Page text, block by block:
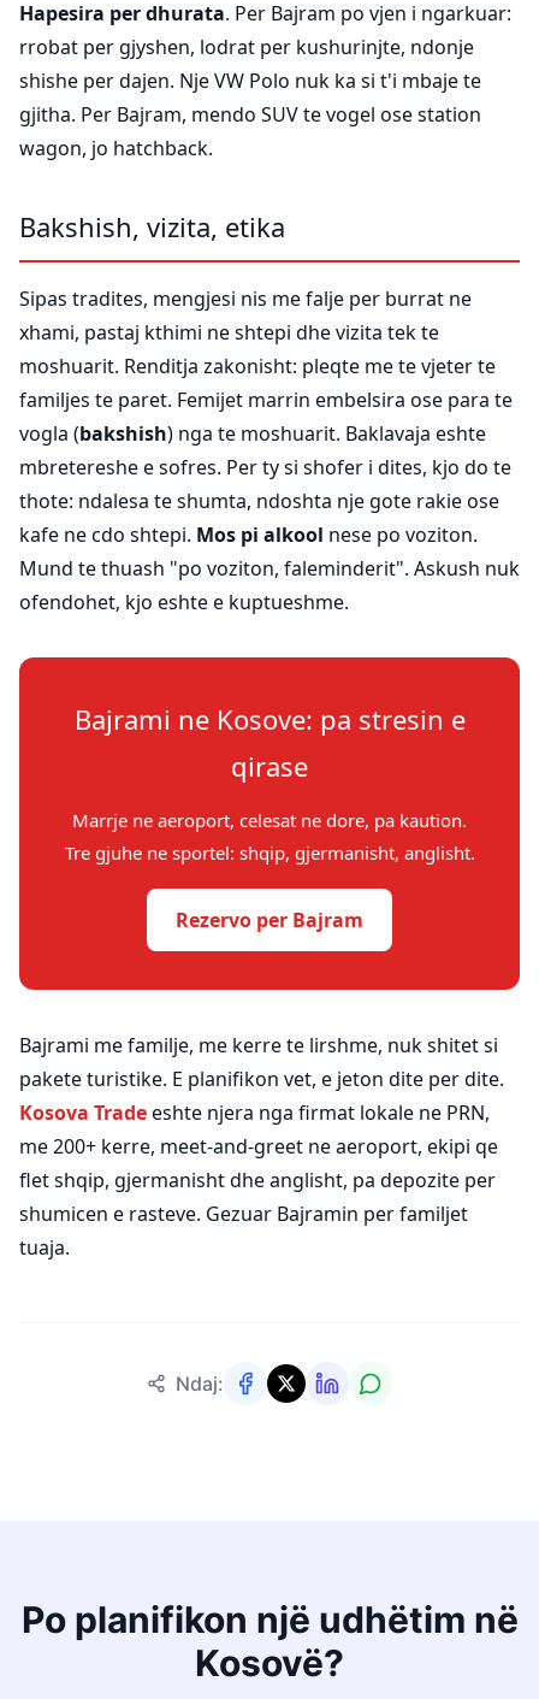
Hapesira per dhurata. Per Bajram po vjen i ngarkuar:
rrobat per gjyshen, lodrat per kushurinjte, ndonje
shishe per dajen. Nje VW Polo nuk ka si t'i mbaje te
gjitha. Per Bajram, mendo SUV te vogel ose station
wagon, jo hatchback.
Bakshish, vizita, etika
Sipas tradites, mengjesi nis me falje per burrat ne
xhami, pastaj kthimi ne shtepi dhe vizita tek te
moshuarit. Renditja zakonisht: pleqte me te vjeter te
familjes te paret. Femijet marrin embelsira ose para te
vogla (bakshish) nga te moshuarit. Baklavaja eshte
mbretereshe e sofres. Per ty si shofer i dites, kjo do te
thote: ndalesa te shumta, ndoshta nje gote rakie ose
kafe ne cdo shtepi. Mos pi alkool nese po voziton.
Mund te thuash "po voziton, faleminderit". Askush nuk
ofendohet, kjo eshte e kuptueshme.
Bajrami ne Kosove: pa stresin e
qirase
Marrje ne aeroport, celesat ne dore, pa kaution.
Tre gjuhe ne sportel: shqip, gjermanisht, anglisht.
Rezervo per Bajram
Bajrami me familje, me kerre te lirshme, nuk shitet si
pakete turistike. E planifikon vet, e jeton dite per dite.
Kosova Tradeeshte njera nga firmat lokale ne PRN,
me 200+ kerre, meet-and-greet ne aeroport, ekipi qe
flet shqip, gjermanisht dhe anglisht, pa depozite per
shumicen e rasteve. Gezuar Bajramin per familjet
tuaja.
Ndaj:
Po planifikon një udhëtim në
Kosovë?